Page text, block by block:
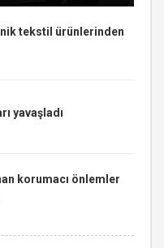
tekstil ürünlerinden
yavaşladı
korumacı önlemler